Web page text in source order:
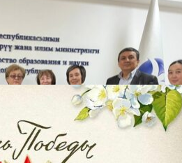
20.07.2026
Медиа
СУЗАКТА 750 ОРУНДУУ
ПАЙДАЛАНУУГА БЕРИЛЕТ
07.08.2025
Улуу Жеңиштин жандуу сөзү
29.04.2025